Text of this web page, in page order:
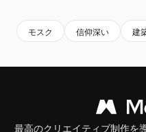
モスク 信仰深い 建
最高のクリエイティブ制作を